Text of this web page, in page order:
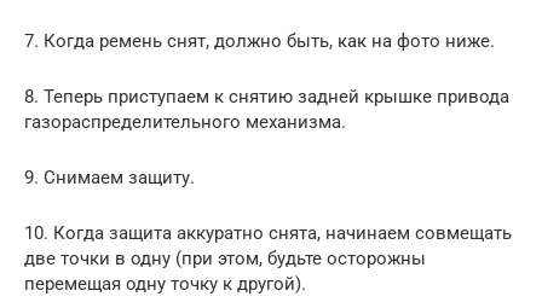
7. Когда ремень снят, должно быть, как на фото ниже.
8. Теперь приступаем к снятию задней крышке привода
газораспределительного механизма.
9. Снимаем защиту.
10. Когда защита аккуратно снята, начинаем совмещать
две точки в одну (при этом, будьте осторожны
перемещая одну точку к другой).